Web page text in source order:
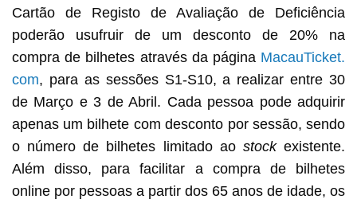
Cartão de Registo de Avaliação de Deficiência
poderão usufruir de um desconto de 20% na
compra de bilhetes através da página MacauTicket.
com, para as sessões S1-S10, a realizar entre 30
de Março e 3 de Abril. Cada pessoa pode adquirir
apenas um bilhete com desconto por sessão, sendo
o número de bilhetes limitado aostockexistente.
Além disso, para facilitar a compra de bilhetes
online por pessoas a partir dos 65 anos de idade, os